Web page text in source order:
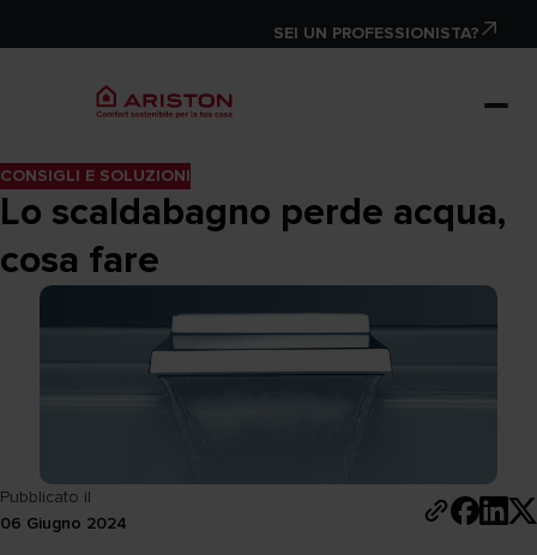
SEI UN PROFESSIONISTA?
CONSIGLI E SOLUZIONI
Lo scaldabagno perde acqua,
cosa fare
Pubblicato il
06 Giugno 2024